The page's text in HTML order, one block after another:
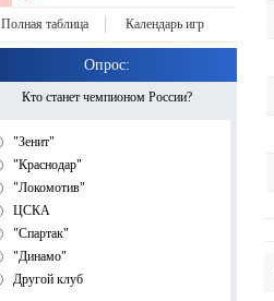
Полная таблица Календарь игр
Опрос:
Кто станет чемпионом России?
"Зенит"
"Краснодар"
"Локомотив"
ЦСКА
"Спартак"
"Динамо"
Другой клуб